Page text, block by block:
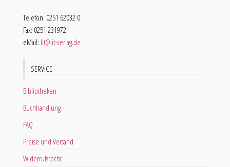
Telefon: 0251 62032 0
Fax: 0251 231972
eMail: lit@lit-verlag.de
SERVICE
Bibliotheken
Buchhandlung
FAQ
Preise und Versand
Widerrufsrecht